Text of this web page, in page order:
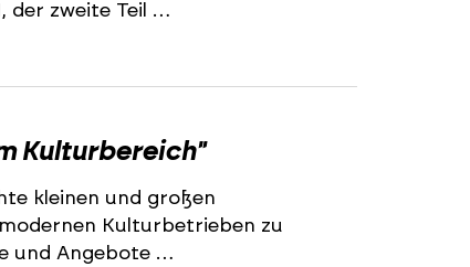
der zweite Teil …
Kulturbereich"
kleinen und großen
Kulturbetrieben zu
und Angebote …